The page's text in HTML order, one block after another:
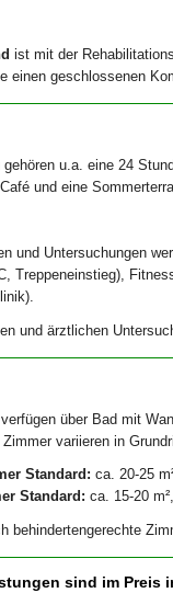
ist mit der
einen geschlossenen
u.a. eine 24
und eine
und Untersuchungen
Treppeneinstieg),
und ärztlichen
über Bad mit
variieren in
Standard: ca. 20-25
Standard: ca. 15-20
behindertengerechte
sind im Preis